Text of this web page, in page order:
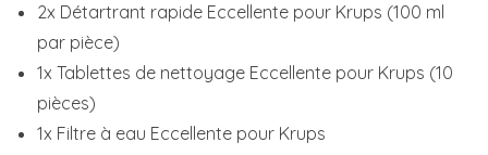
2x Détartrant rapide Eccellente pour Krups (100 ml
par pièce)
1x Tablettes de nettoyage Eccellente pour Krups (10
pièces)
1x Filtre à eau Eccellente pour Krups